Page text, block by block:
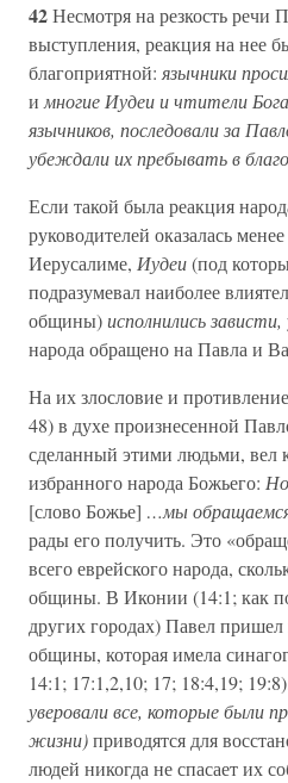
42Несмотря на резкость речи
выступления, реакция на нее
благоприятной: язычники
и многие Иудеи и чтители
язычников, последовали за
убеждали их пребывать в
Если такой была реакция
руководителей оказалась
Иерусалиме, Иудеи(под
подразумевал наиболее
общины)исполнились зависти,
народа обращено на Павла и
На их злословие и
48) в духе произнесенной
сделанный этими людьми, вел
избранного народа Божьего:
[слово Божье] …мы
рады его получить. Это
всего еврейского народа,
общины. В Иконии (14:1; как
других городах) Павел пришел
общины, которая имела
14:1; 17:1,2,10; 17; 18:4,19;
уверовали все, которые были
жизни)приводятся для
людей никогда не спасает их